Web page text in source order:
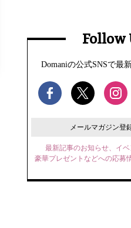
Follow
Domaniの公式SNSで最
メールマガジン登
最新記事のお知らせ、イベ
豪華プレゼントなどへの応募